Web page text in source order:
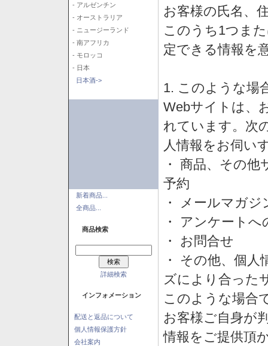
- アルゼンチン
- オーストラリア
- ニュージーランド
- 南アフリカ
- モロッコ
- 日本
日本酒->
新着商品...
全商品...
商品検索
詳細検索
インフォメーション
配送と返品について
個人情報保護方針
会社案内
お客様の氏名、
このうち1つま
定できる情報を
1. このような場
Webサイトは、
れています。次
人情報をお伺い
・ 商品、その
予約
・ メールマガ
・ アンケートへ
・ お問合せ
・ その他、個
ズにより合った
このような場合
お客様ご自身が
情報をご提供頂